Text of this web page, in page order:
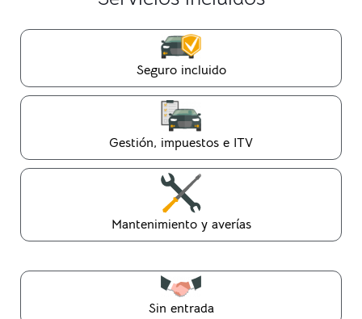
Seguro incluido
Gestión, impuestos e ITV
Mantenimiento y averías
Sin entrada